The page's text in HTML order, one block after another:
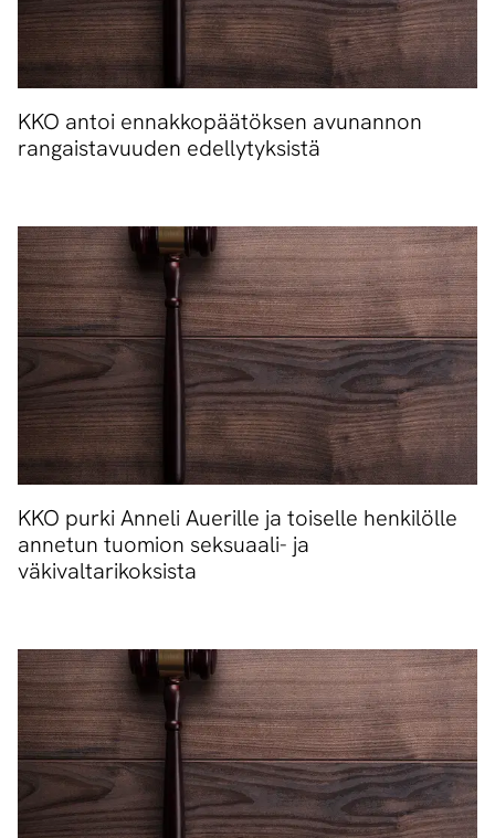
KKO antoi ennakkopäätöksen avunannon
rangaistavuuden edellytyksistä
KKO purki Anneli Auerille ja toiselle henkilölle
annetun tuomion seksuaali- ja
väkivaltarikoksista